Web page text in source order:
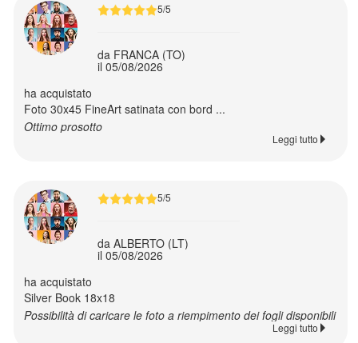
Cover
personalizzate
Puzzle
Borracce
personalizzate
Grembiuli
personalizzati
5/5
da FRANCA (TO)
il 05/08/2026
ha acquistato
Foto 30x45 FineArt satinata con bord ...
Ottimo prosotto
Leggi tutto
5/5
da ALBERTO (LT)
il 05/08/2026
ha acquistato
Silver Book 18x18
Possibilità di caricare le foto a riempimento dei fogli disponibili
Leggi tutto